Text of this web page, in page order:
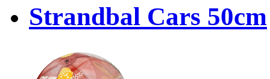
Strandbal Cars 50cm